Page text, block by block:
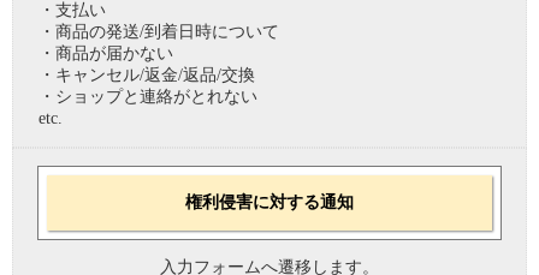
・支払い
・商品の発送/到着日時について
・商品が届かない
・キャンセル/返金/返品/交換
・ショップと連絡がとれない
etc.
権利侵害に対する通知
入力フォームへ遷移します。